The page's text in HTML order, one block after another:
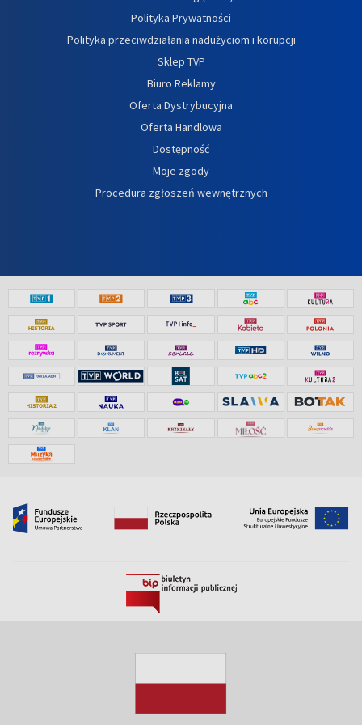
Polityka Prywatności
Polityka przeciwdziałania nadużyciom i korupcji
Sklep TVP
Biuro Reklamy
Oferta Dystrybucyjna
Oferta Handlowa
Dostępność
Moje zgody
Procedura zgłoszeń wewnętrznych